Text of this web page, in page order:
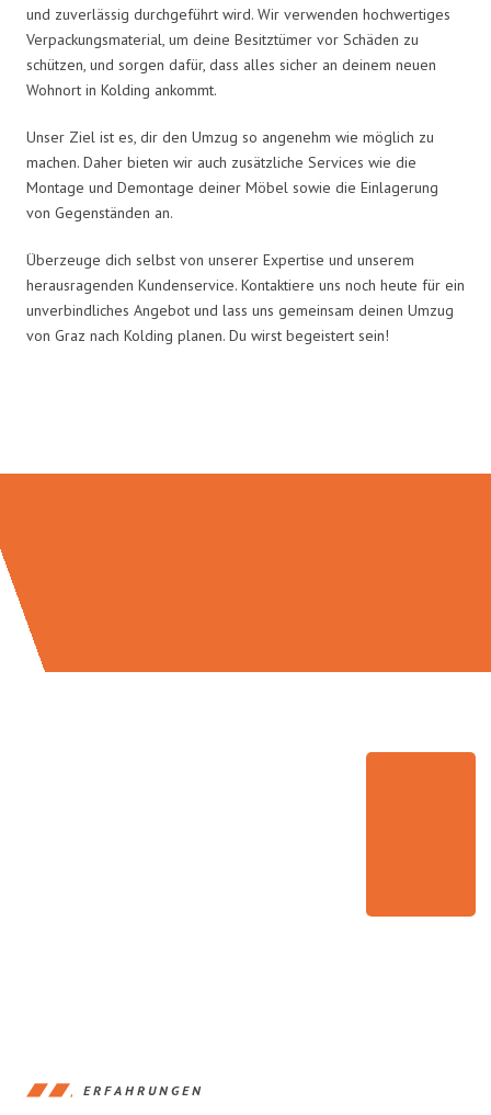
und zuverlässig durchgeführt wird. Wir verwenden hochwertiges
Verpackungsmaterial, um deine Besitztümer vor Schäden zu
schützen, und sorgen dafür, dass alles sicher an deinem neuen
Wohnort in Kolding ankommt.
Unser Ziel ist es, dir den Umzug so angenehm wie möglich zu
machen. Daher bieten wir auch zusätzliche Services wie die
Montage und Demontage deiner Möbel sowie die Einlagerung
von Gegenständen an.
Überzeuge dich selbst von unserer Expertise und unserem
herausragenden Kundenservice. Kontaktiere uns noch heute für ein
unverbindliches Angebot und lass uns gemeinsam deinen Umzug
von Graz nach Kolding planen. Du wirst begeistert sein!
ERFAHRUNGEN